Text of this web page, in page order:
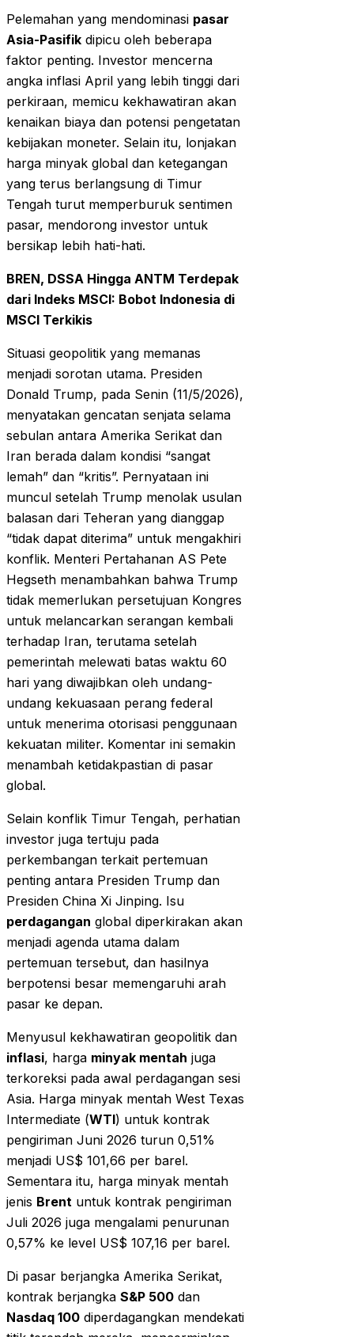
Pelemahan yang mendominasi pasar
Asia-Pasifik dipicu oleh beberapa
faktor penting. Investor mencerna
angka inflasi April yang lebih tinggi dari
perkiraan, memicu kekhawatiran akan
kenaikan biaya dan potensi pengetatan
kebijakan moneter. Selain itu, lonjakan
harga minyak global dan ketegangan
yang terus berlangsung di Timur
Tengah turut memperburuk sentimen
pasar, mendorong investor untuk
bersikap lebih hati-hati.
BREN, DSSA Hingga ANTM Terdepak
dari Indeks MSCI: Bobot Indonesia di
MSCI Terkikis
Situasi geopolitik yang memanas
menjadi sorotan utama. Presiden
Donald Trump, pada Senin (11/5/2026),
menyatakan gencatan senjata selama
sebulan antara Amerika Serikat dan
Iran berada dalam kondisi “sangat
lemah” dan “kritis”. Pernyataan ini
muncul setelah Trump menolak usulan
balasan dari Teheran yang dianggap
“tidak dapat diterima” untuk mengakhiri
konflik. Menteri Pertahanan AS Pete
Hegseth menambahkan bahwa Trump
tidak memerlukan persetujuan Kongres
untuk melancarkan serangan kembali
terhadap Iran, terutama setelah
pemerintah melewati batas waktu 60
hari yang diwajibkan oleh undang-
undang kekuasaan perang federal
untuk menerima otorisasi penggunaan
kekuatan militer. Komentar ini semakin
menambah ketidakpastian di pasar
global.
Selain konflik Timur Tengah, perhatian
investor juga tertuju pada
perkembangan terkait pertemuan
penting antara Presiden Trump dan
Presiden China Xi Jinping. Isu
perdagangan global diperkirakan akan
menjadi agenda utama dalam
pertemuan tersebut, dan hasilnya
berpotensi besar memengaruhi arah
pasar ke depan.
Menyusul kekhawatiran geopolitik dan
inflasi, harga minyak mentah juga
terkoreksi pada awal perdagangan sesi
Asia. Harga minyak mentah West Texas
Intermediate (WTI) untuk kontrak
pengiriman Juni 2026 turun 0,51%
menjadi US$ 101,66 per barel.
Sementara itu, harga minyak mentah
jenis Brent untuk kontrak pengiriman
Juli 2026 juga mengalami penurunan
0,57% ke level US$ 107,16 per barel.
Di pasar berjangka Amerika Serikat,
kontrak berjangka S&P 500 dan
Nasdaq 100 diperdagangkan mendekati